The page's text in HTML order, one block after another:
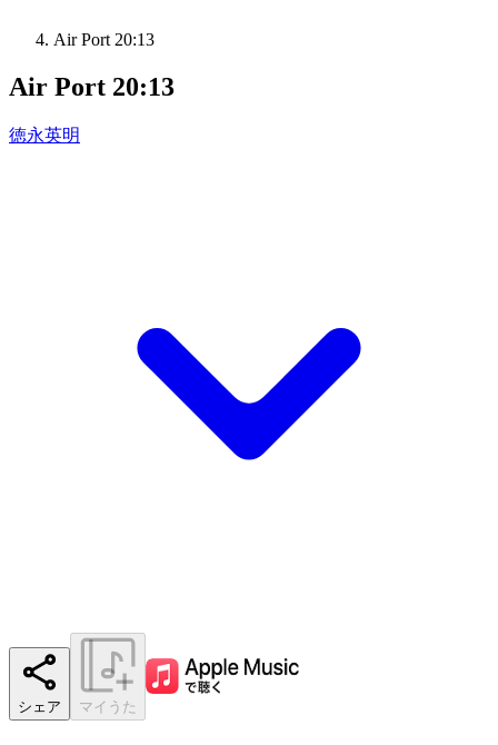
Air Port 20:13
Air Port 20:13
徳永英明
シェア マイうた